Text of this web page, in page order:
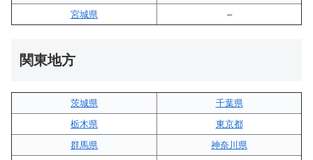
宮城県
–
関東地方
茨城県
千葉県
栃木県
東京都
群馬県
神奈川県